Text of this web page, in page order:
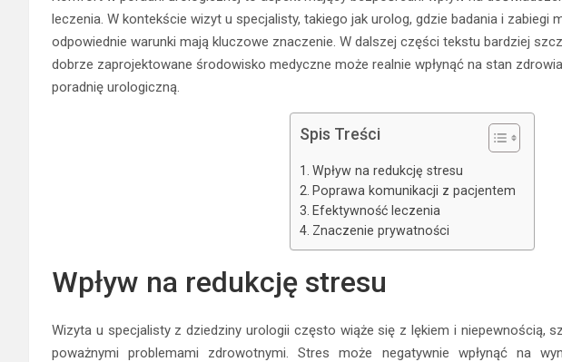
leczenia. W kontekście wizyt u specjalisty, takiego jak urolog, gdzie badania i zabiegi
odpowiednie warunki mają kluczowe znaczenie. W dalszej części tekstu bardziej
dobrze zaprojektowane środowisko medyczne może realnie wpłynąć na stan
poradnię urologiczną.
Spis Treści
Wpływ na redukcję stresu
Poprawa komunikacji z pacjentem
Efektywność leczenia
Znaczenie prywatności
Wpływ na redukcję stresu
Wizyta u specjalisty z dziedziny urologii często wiąże się z lękiem i niepewnością,
poważnymi problemami zdrowotnymi. Stres może negatywnie wpłynąć na